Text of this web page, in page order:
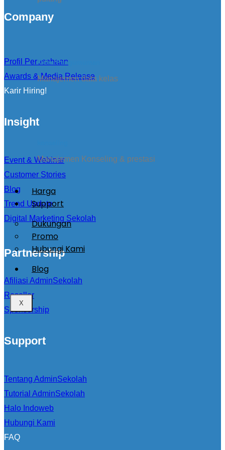
Kirim Pengumuman
Manajemen data kelas
Manajemen Konseling & prestasi
Harga
Support
Dukungan
Promo
Hubungi Kami
Blog
X
Company
Profil Perusahaan
Awards & Media Release
Karir Hiring!
Insight
Event & Webinar
Customer Stories
Blog
Trend Update
Digital Marketing Sekolah
Partnership
Afiliasi AdminSekolah
Reseller
Sponsorship
Support
Tentang AdminSekolah
Tutorial AdminSekolah
Halo Indoweb
Hubungi Kami
FAQ